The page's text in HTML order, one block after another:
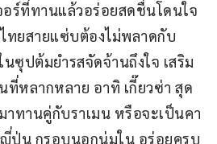
อร์ที่ทานแล้วอร่อยสดชื่นโดนใจ
ทยสายแซ่บต้องไม่พลาดกับ
ซุปต้มยำรสจัดจ้านถึงใจ เสริม
ที่หลากหลาย อาทิ เกี๊ยวซ่า สุด
าทานคู่กับราเมน หรือจะเป็นคา
ญี่ปุ่น กรอบนอกนุ่มใน อร่อยครบ